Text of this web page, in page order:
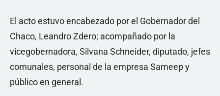
El acto estuvo encabezado por el Gobernador del
Chaco, Leandro Zdero; acompañado por la
vicegobernadora, Silvana Schneider, diputado, jefes
comunales, personal de la empresa Sameep y
público en general.